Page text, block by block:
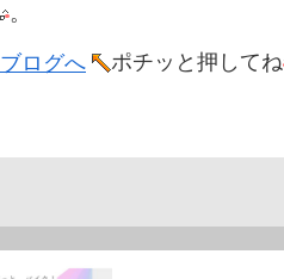
。
ポチッと押してね